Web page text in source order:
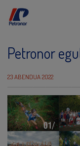
Petronor
23 ABENDUA 2022